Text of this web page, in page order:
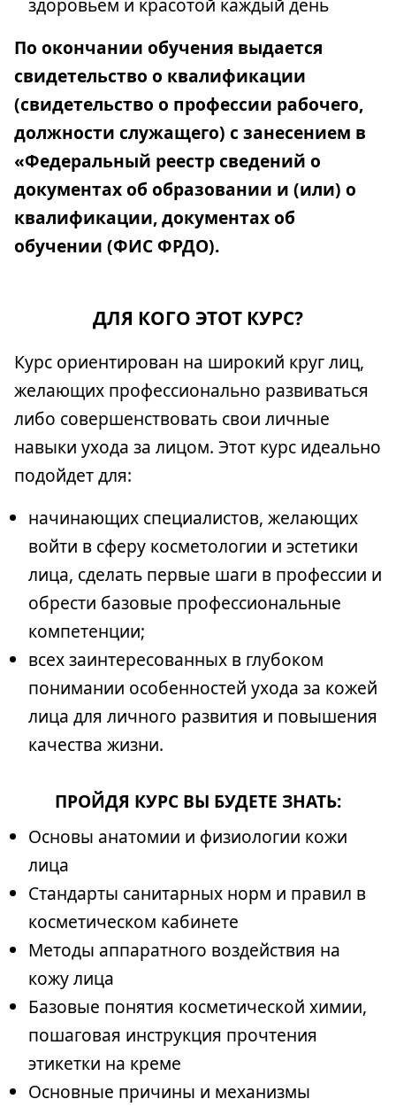
здоровьем и красотой каждый день
По окончании обучения выдается
свидетельство о квалификации
(свидетельство о профессии рабочего,
должности служащего) с занесением в
«Федеральный реестр сведений о
документах об образовании и (или) о
квалификации, документах об
обучении (ФИС ФРДО).
ДЛЯ КОГО ЭТОТ КУРС?
Курс ориентирован на широкий круг лиц,
желающих профессионально развиваться
либо совершенствовать свои личные
навыки ухода за лицом. Этот курс идеально
подойдет для:
начинающих специалистов, желающих
войти в сферу косметологии и эстетики
лица, сделать первые шаги в профессии и
обрести базовые профессиональные
компетенции;
всех заинтересованных в глубоком
понимании особенностей ухода за кожей
лица для личного развития и повышения
качества жизни.
ПРОЙДЯ КУРС ВЫ БУДЕТЕ ЗНАТЬ:
Основы анатомии и физиологии кожи
лица
Стандарты санитарных норм и правил в
косметическом кабинете
Методы аппаратного воздействия на
кожу лица
Базовые понятия косметической химии,
пошаговая инструкция прочтения
этикетки на креме
Основные причины и механизмы